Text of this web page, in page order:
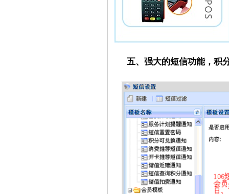
五、强大的短信功能，积